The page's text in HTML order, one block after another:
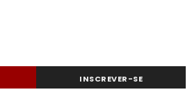
INSCREVER-SE